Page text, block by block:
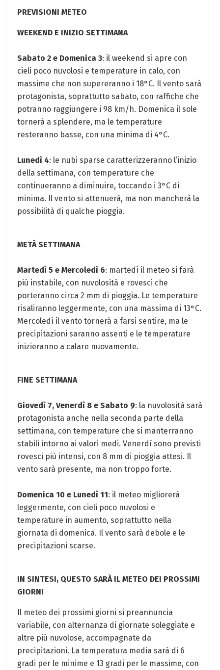
PREVISIONI METEO
WEEKEND E INIZIO SETTIMANA
Sabato 2 e Domenica 3: il weekend si apre con
cieli poco nuvolosi e temperature in calo, con
massime che non supereranno i 18°C. Il vento sarà
protagonista, soprattutto sabato, con raffiche che
potranno raggiungere i 98 km/h. Domenica il sole
tornerà a splendere, ma le temperature
resteranno basse, con una minima di 4°C.
Lunedì 4: le nubi sparse caratterizzeranno l’inizio
della settimana, con temperature che
continueranno a diminuire, toccando i 3°C di
minima. Il vento si attenuerà, ma non mancherà la
possibilità di qualche pioggia.
METÀ SETTIMANA
Martedì 5 e Mercoledì 6: martedì il meteo si farà
più instabile, con nuvolosità e rovesci che
porteranno circa 2 mm di pioggia. Le temperature
risaliranno leggermente, con una massima di 13°C.
Mercoledì il vento tornerà a farsi sentire, ma le
precipitazioni saranno assenti e le temperature
inizieranno a calare nuovamente.
FINE SETTIMANA
Giovedì 7, Venerdì 8 e Sabato 9: la nuvolosità sarà
protagonista anche nella seconda parte della
settimana, con temperature che si manterranno
stabili intorno ai valori medi. Venerdì sono previsti
rovesci più intensi, con 8 mm di pioggia attesi. Il
vento sarà presente, ma non troppo forte.
Domenica 10 e Lunedì 11: il meteo migliorerà
leggermente, con cieli poco nuvolosi e
temperature in aumento, soprattutto nella
giornata di domenica. Il vento sarà debole e le
precipitazioni scarse.
IN SINTESI, QUESTO SARÀ IL METEO DEI PROSSIMI
GIORNI
Il meteo dei prossimi giorni si preannuncia
variabile, con alternanza di giornate soleggiate e
altre più nuvolose, accompagnate da
precipitazioni. La temperatura media sarà di 6
gradi per le minime e 13 gradi per le massime, con